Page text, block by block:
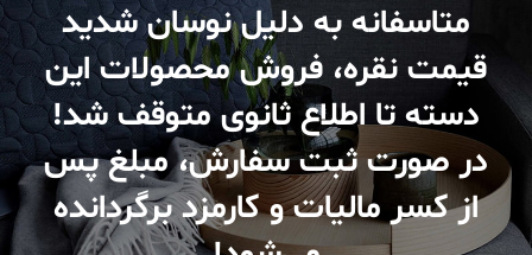
متاسفانه به دلیل نوسان شدید
قیمت نقره، فروش محصولات این
دسته تا اطلاع ثانوی متوقف شد!
در صورت ثبت سفارش، مبلغ پس
از کسر مالیات و کارمزد برگردانده